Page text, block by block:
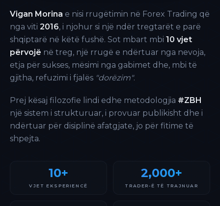
Vigan Morina e nisi rrugëtimin në Forex Trading që
nga viti 2016, i njohur si një ndër tregtarët e parë
shqiptarë në këtë fushë. Sot mbart mbi 10 vjet
përvojë në treg, një rrugë e ndërtuar nga nevoja,
etja për sukses, mësimi nga gabimet dhe, mbi të
gjitha, refuzimi i fjalës "dorëzim".
Prej kësaj filozofie lindi edhe metodologjia #ZBH
një sistem i strukturuar, i provuar publikisht dhe i
ndërtuar për disiplinë afatgjate, jo për fitime të
shpejta.
10+
VJET EKSPERIENCË
2,000+
TRADER-Ë TË TRAJNUAR